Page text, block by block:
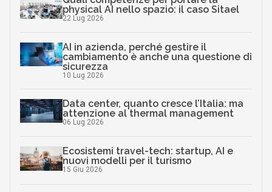
physical AI nello spazio: il caso Sitael
22 Lug 2026
AI in azienda, perché gestire il
cambiamento è anche una questione di
sicurezza
10 Lug 2026
Data center, quanto cresce l’Italia: ma
attenzione al thermal management
06 Lug 2026
Ecosistemi travel-tech: startup, AI e
nuovi modelli per il turismo
15 Giu 2026